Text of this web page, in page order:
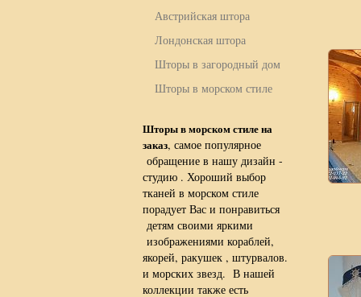
Австрийская штора
Лондонская штора
Шторы в загородный дом
Шторы в морском стиле
Шторы в морском стиле на
заказ, самое популярное
обращение в нашу дизайн -
студию . Хороший выбор
тканей в морском стиле
порадует Вас и понравиться
детям своими яркими
изображениями кораблей,
якорей, ракушек , штурвалов.
и морских звезд. В нашей
коллекции также есть